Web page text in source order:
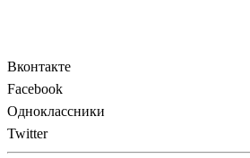
Вконтакте
Facebook
Одноклассники
Twitter